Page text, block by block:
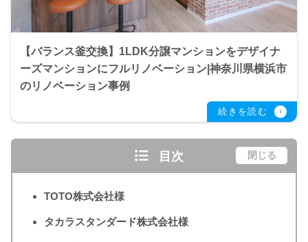
【バランス釜交換】1LDK分譲マンションをデザイナ
ーズマンションにフルリノベーション|神奈川県横浜市
のリノベーション事例
目次 閉じる
TOTO株式会社様
タカラスタンダード株式会社様